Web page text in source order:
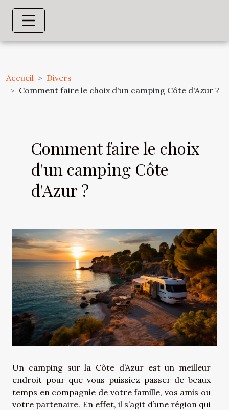
Accueil
Divers
Comment faire le choix d'un camping Côte d'Azur ?
Comment faire le choix
d'un camping Côte
d'Azur ?
Un camping sur la Côte d’Azur est un meilleur
endroit pour que vous puissiez passer de beaux
temps en compagnie de votre famille, vos amis ou
votre partenaire. En effet, il s’agit d’une région qui